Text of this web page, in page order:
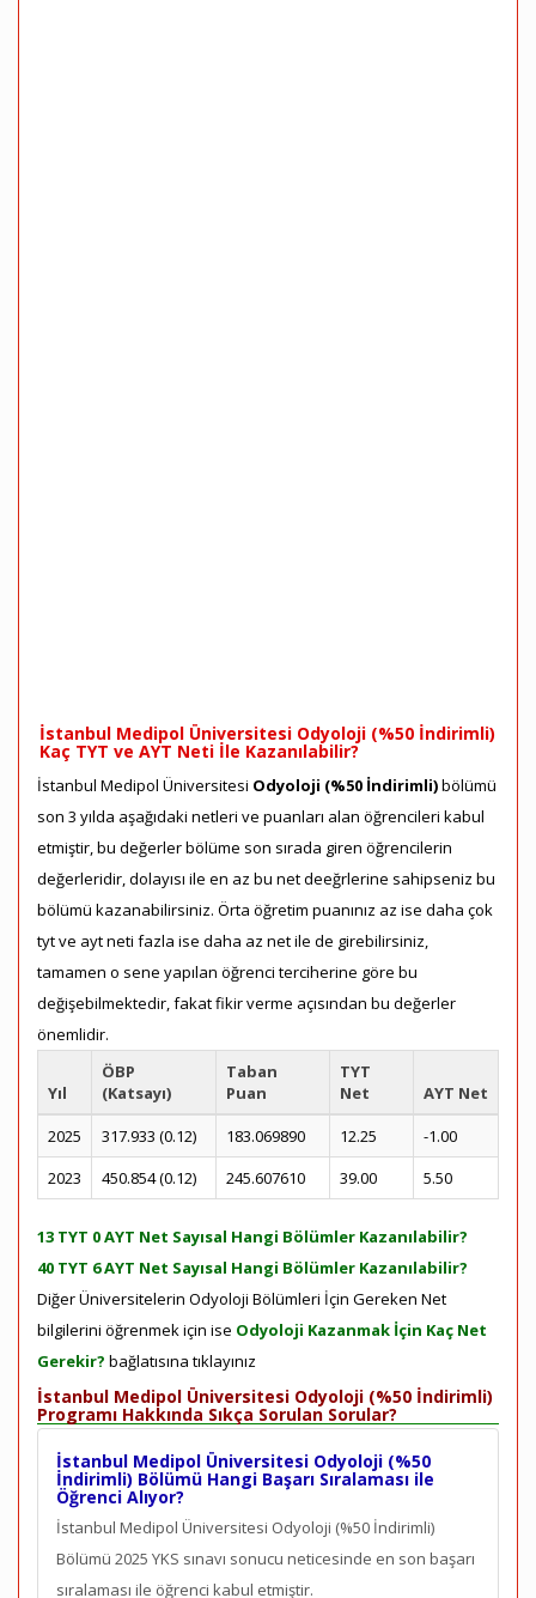
İstanbul Medipol Üniversitesi Odyoloji (%50 İndirimli)
Kaç TYT ve AYT Neti İle Kazanılabilir?
İstanbul Medipol Üniversitesi Odyoloji (%50 İndirimli)bölümü
son 3 yılda aşağıdaki netleri ve puanları alan öğrencileri kabul
etmiştir, bu değerler bölüme son sırada giren öğrencilerin
değerleridir, dolayısı ile en az bu net deeğrlerine sahipseniz bu
bölümü kazanabilirsiniz. Örta öğretim puanınız az ise daha çok
tyt ve ayt neti fazla ise daha az net ile de girebilirsiniz,
tamamen o sene yapılan öğrenci terciherine göre bu
değişebilmektedir, fakat fikir verme açısından bu değerler
önemlidir.
Yıl
ÖBP
(Katsayı)
Taban
Puan
TYT
Net
AYT Net
2025
317.933 (0.12) 183.069890 12.25
-1.00
2023
450.854 (0.12) 245.607610 39.00 5.50
13 TYT 0 AYT Net Sayısal Hangi Bölümler Kazanılabilir?
40 TYT 6 AYT Net Sayısal Hangi Bölümler Kazanılabilir?
Diğer Üniversitelerin Odyoloji Bölümleri İçin Gereken Net
bilgilerini öğrenmek için ise Odyoloji Kazanmak İçin Kaç Net
Gerekir? bağlatısına tıklayınız
İstanbul Medipol Üniversitesi Odyoloji (%50 İndirimli)
Programı Hakkında Sıkça Sorulan Sorular?
İstanbul Medipol Üniversitesi Odyoloji (%50
İndirimli) Bölümü Hangi Başarı Sıralaması ile
Öğrenci Alıyor?
İstanbul Medipol Üniversitesi Odyoloji (%50 İndirimli)
Bölümü 2025 YKS sınavı sonucu neticesinde en son başarı
sıralaması ile öğrenci kabul etmiştir.